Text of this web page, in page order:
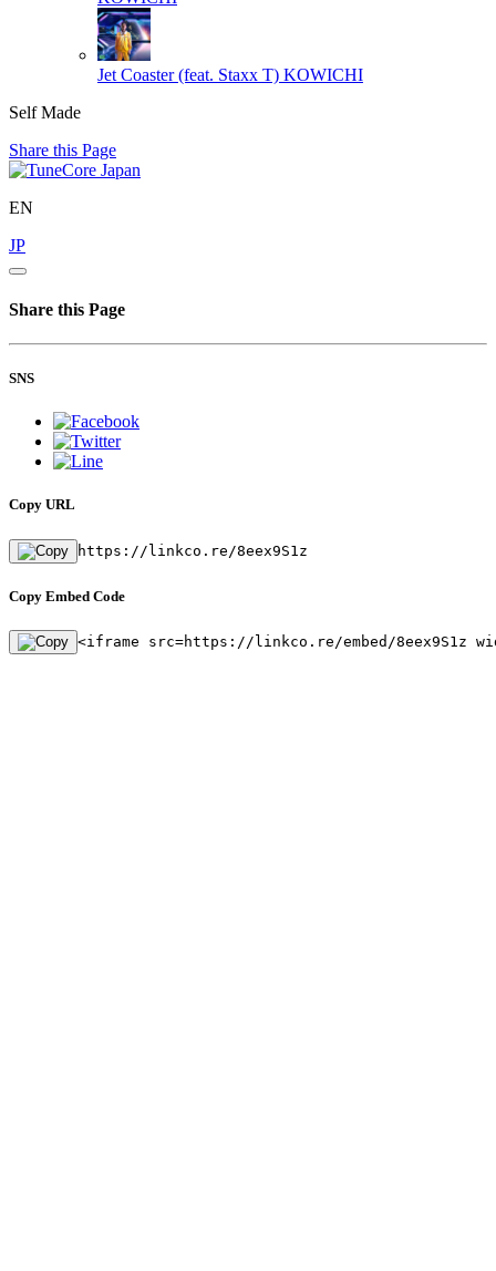
Jet Coaster (feat. Staxx T) KOWICHI
Self Made
Share this Page
EN
JP
Share this Page
SNS
Copy URL
https://linkco.re/8eex9S1z
Copy Embed Code
<iframe src=https://linkco.re/embed/8eex9S1z